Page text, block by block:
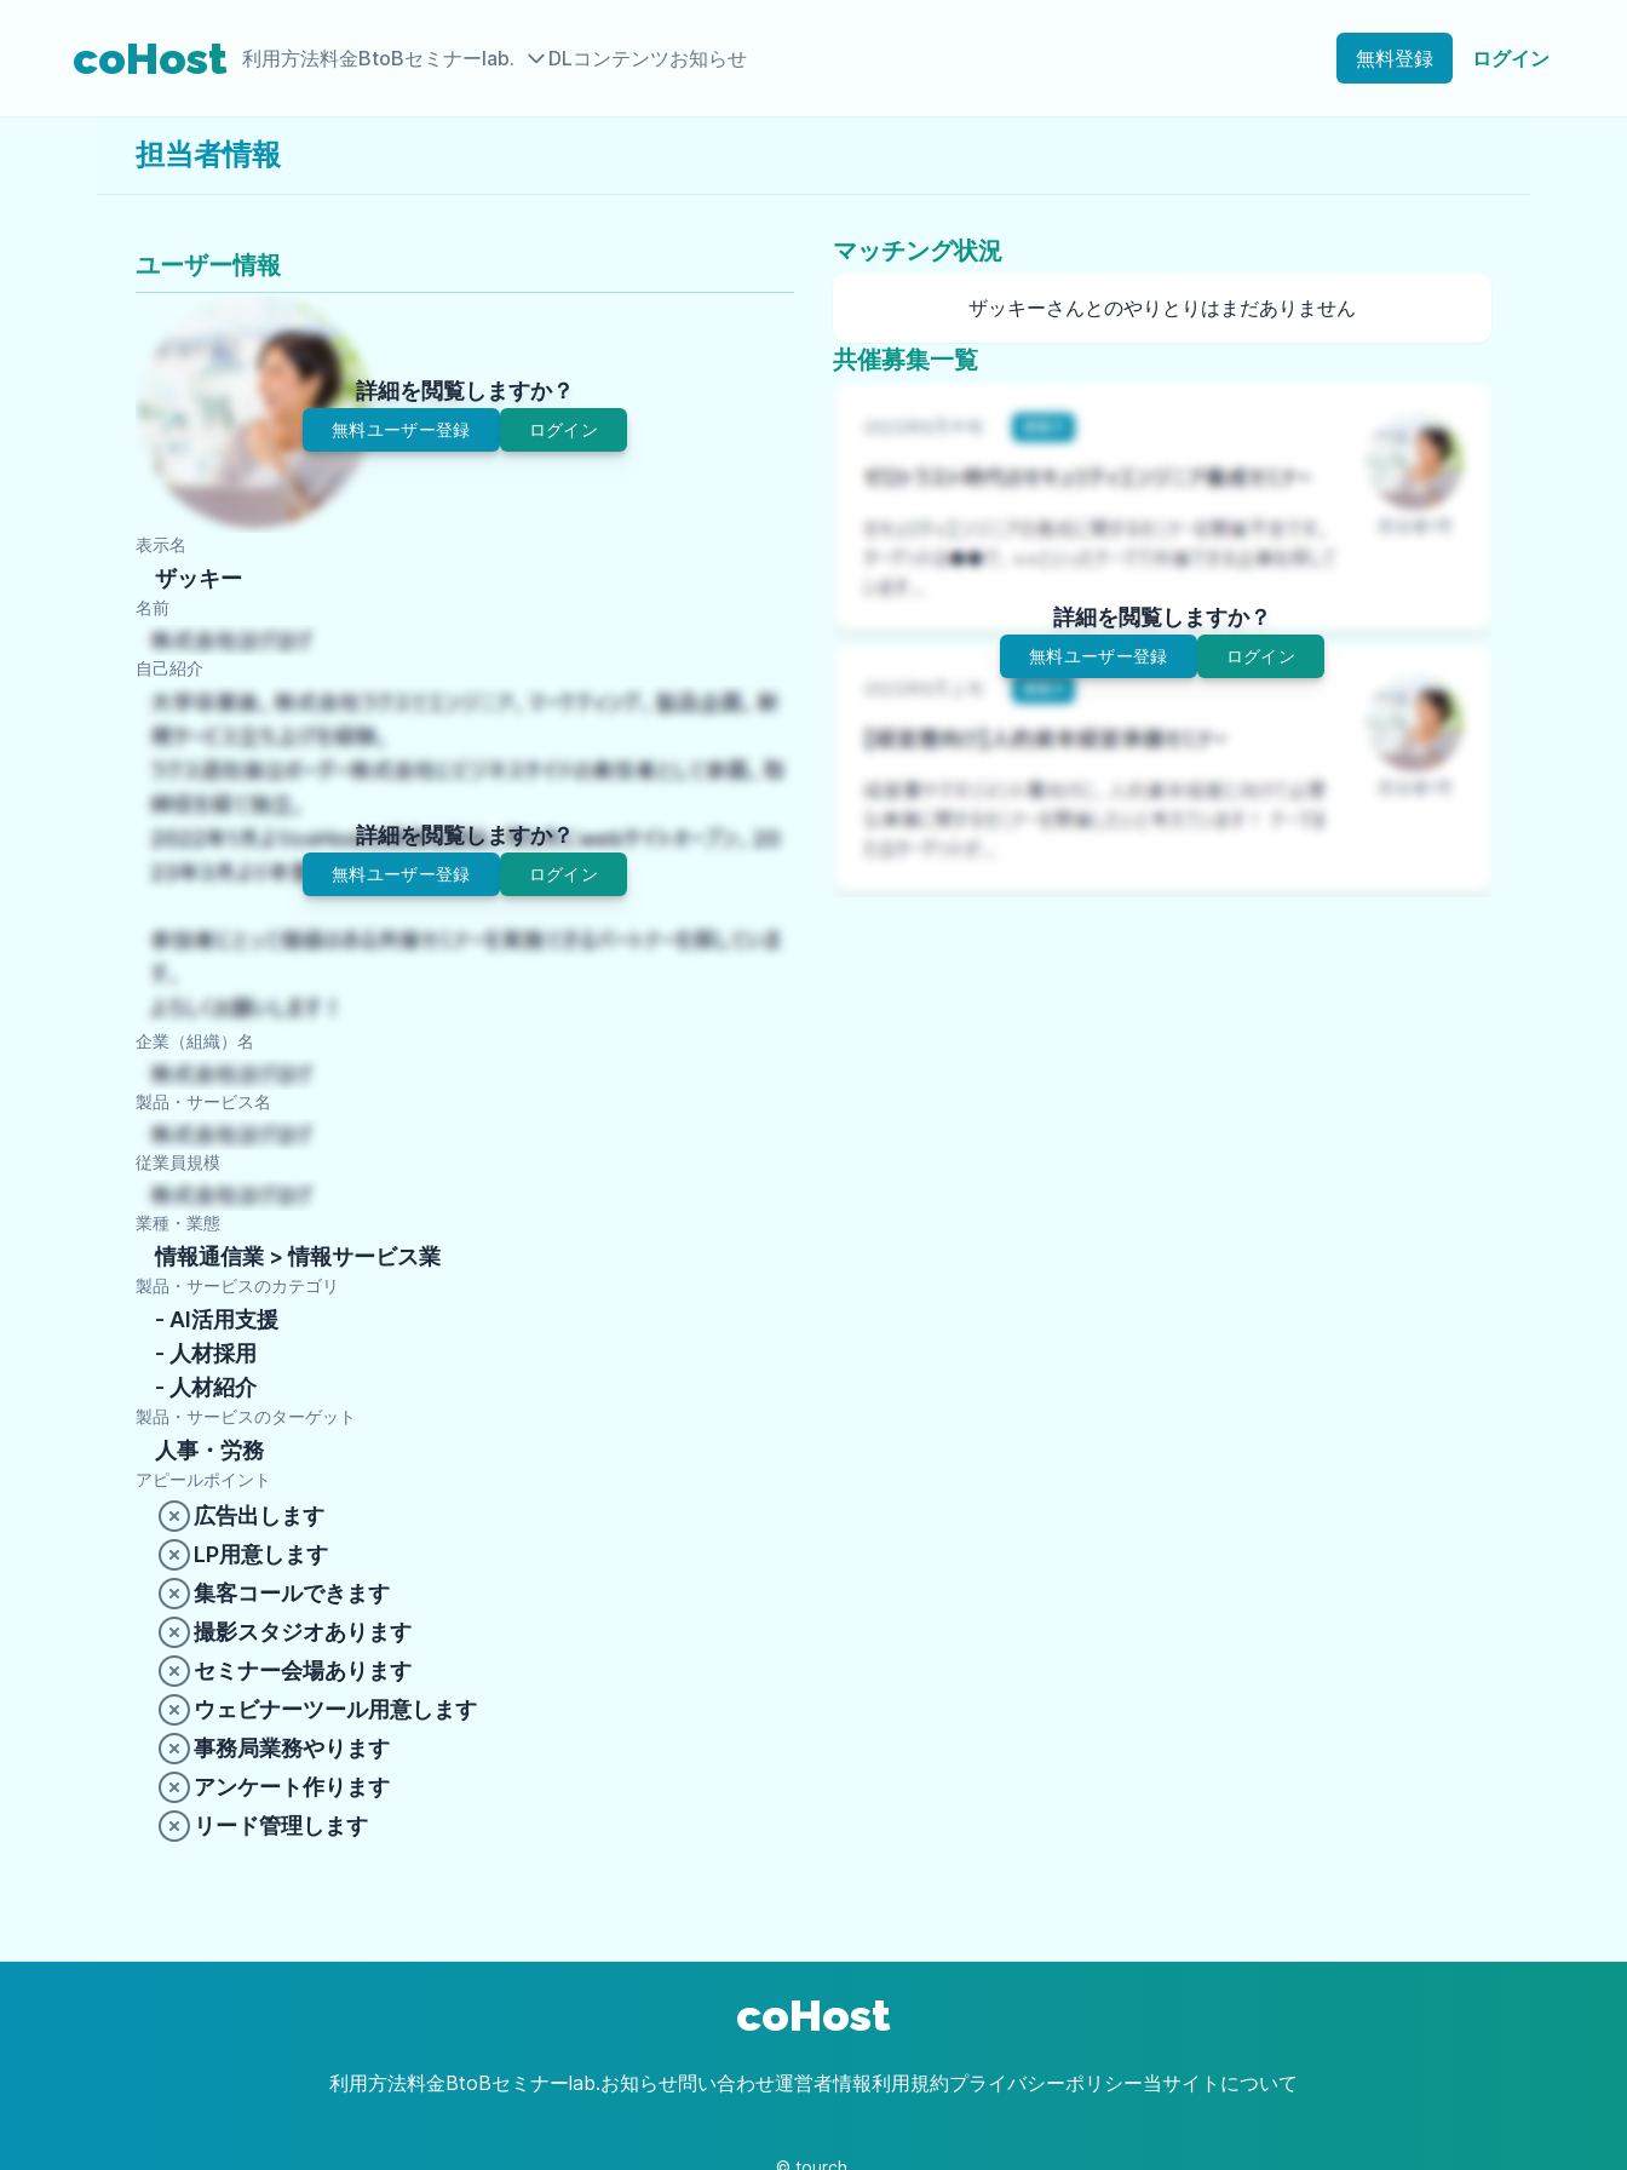
coHost 利用方法料金BtoBセミナーlab. DLコンテンツお知らせ 無料登録 ログイン
担当者情報
ユーザー情報
詳細を閲覧しますか？
無料ユーザー登録 ログイン
表示名
ザッキー
名前
自己紹介
詳細を閲覧しますか？
無料ユーザー登録 ログイン
企業（組織）名
製品・サービス名
従業員規模
業種・業態
情報通信業 > 情報サービス業
製品・サービスのカテゴリ
AI活用支援
人材採用
人材紹介
製品・サービスのターゲット
人事・労務
アピールポイント
広告出します
LP用意します
集客コールできます
撮影スタジオあります
セミナー会場あります
ウェビナーツール用意します
事務局業務やります
アンケート作ります
リード管理します
マッチング状況
ザッキーさんとのやりとりはまだありません
共催募集一覧
詳細を閲覧しますか？
無料ユーザー登録 ログイン
coHost
利用方法料金BtoBセミナーlab.お知らせ問い合わせ運営者情報利用規約プライバシーポリシー当サイトについて